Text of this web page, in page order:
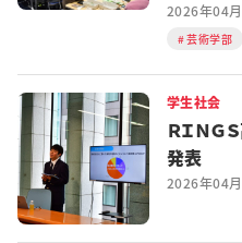
2026年04
芸術学部
学生社会
ＲＩＮ
発表
2026年04